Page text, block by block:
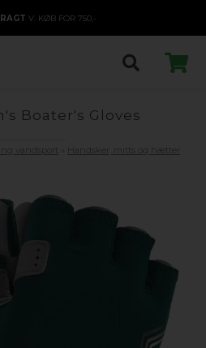
V. KØB FOR 750,-
Boater's Gloves